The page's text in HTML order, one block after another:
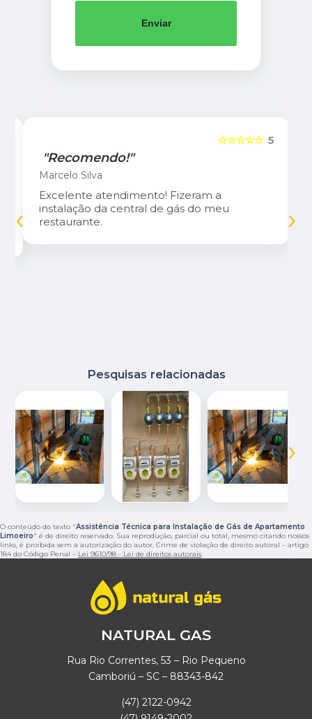
Enviar
5
☆☆☆☆☆
"Recomendo!"
Marcelo Silva
Excelente atendimento! Fizeram a
instalação da central de gás do meu
restaurante.
‹ ›
Pesquisas relacionadas
‹ ›
O conteúdo do texto "Assistência Técnica para Instalação de Gás de Apartamento
Limoeiro" é de direito reservado. Sua reprodução, parcial ou total, mesmo citando nossos
links, é proibida sem a autorização do autor. Crime de violação de direito autoral – artigo
184 do Código Penal – Lei 9610/98 - Lei de direitos autorais
NATURAL GAS
Rua Rio Correntes, 53 – Rio Pequeno
Camboriú – SC – 88343-842
(47) 2122-0942